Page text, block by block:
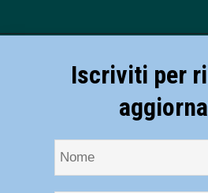
Iscriviti per